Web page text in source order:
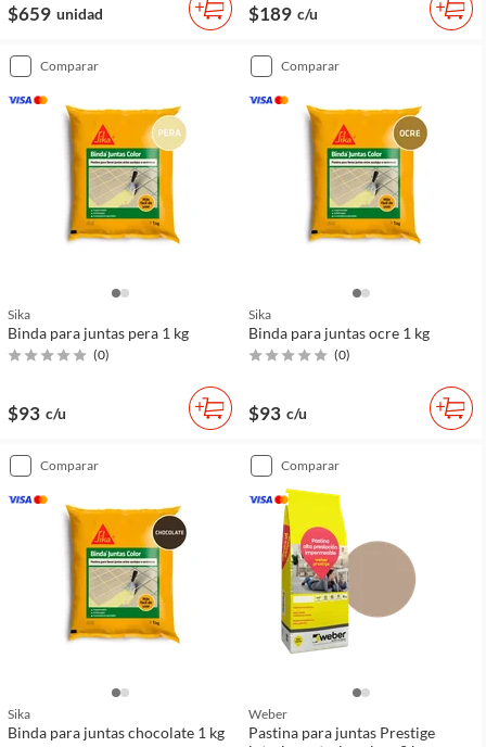
$659 unidad $189 c/u
comparar
Sika
Binda para juntas pera 1 kg
(0)
$93 c/u
comparar
Sika
Binda para juntas ocre 1 kg
(0)
$93 c/u
comparar
Sika
Binda para juntas chocolate 1 kg
comparar
Weber
Pastina para juntas Prestige